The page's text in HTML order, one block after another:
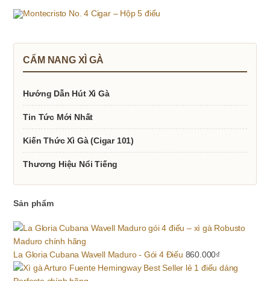
CẨM NANG XÌ GÀ
Hướng Dẫn Hút Xì Gà
Tin Tức Mới Nhất
Kiến Thức Xì Gà (Cigar 101)
Thương Hiệu Nổi Tiếng
Sản phẩm
La Gloria Cubana Wavell Maduro - Gói 4 Điếu 860.000₫